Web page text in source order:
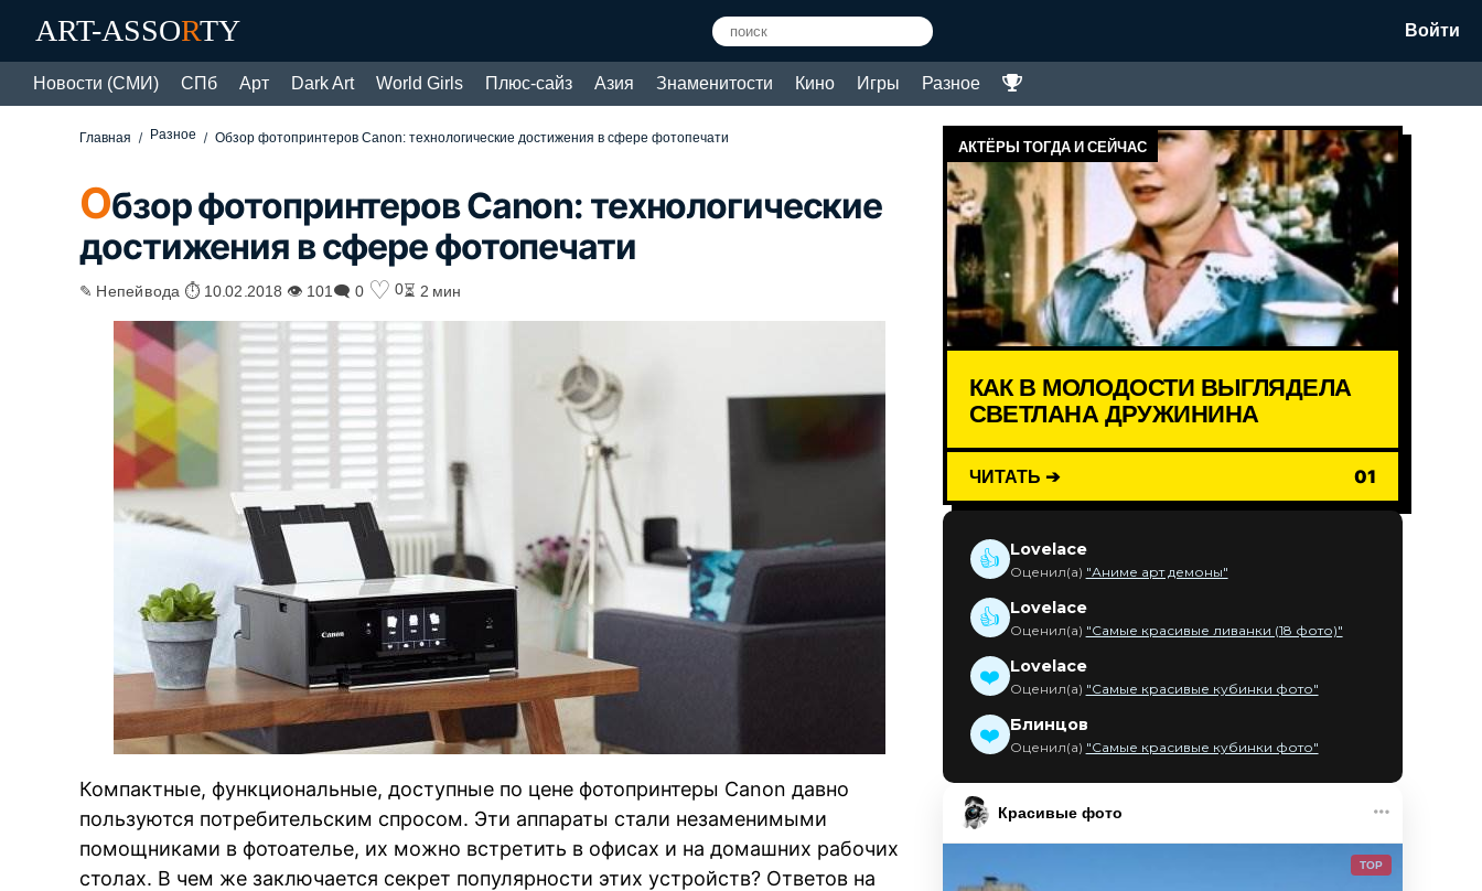
ART-ASSORTY Войти
Новости (СМИ) СПб Арт Dark Art World Girls Плюс-сайз Азия Знаменитости Кино Игры Разное
Главная Разное Обзор фотопринтеров Canon: технологические достижения в сфере фотопечати
Обзор фотопринтеров Canon: технологические
достижения в сфере фотопечати
✎ Непейвода ⏱ 10.02.2018 👁 101 🗨 0 ♡ 0⏳ 2 мин
Компактные, функциональные, доступные по цене фотопринтеры Canon давно
пользуются потребительским спросом. Эти аппараты стали незаменимыми
помощниками в фотоателье, их можно встретить в офисах и на домашних рабочих
столах. В чем же заключается секрет популярности этих устройств? Ответов на
АКТЁРЫ ТОГДА И СЕЙЧАС
КАК В МОЛОДОСТИ ВЫГЛЯДЕЛА
СВЕТЛАНА ДРУЖИНИНА
ЧИТАТЬ ➔ 01
👍 Lovelace
Оценил(а) "Аниме арт демоны"
👍 Lovelace
Оценил(а) "Самые красивые ливанки (18 фото)"
❤️ Lovelace
Оценил(а) "Самые красивые кубинки фото"
❤️ Блинцов
Оценил(а) "Самые красивые кубинки фото"
Красивые фото
TOP